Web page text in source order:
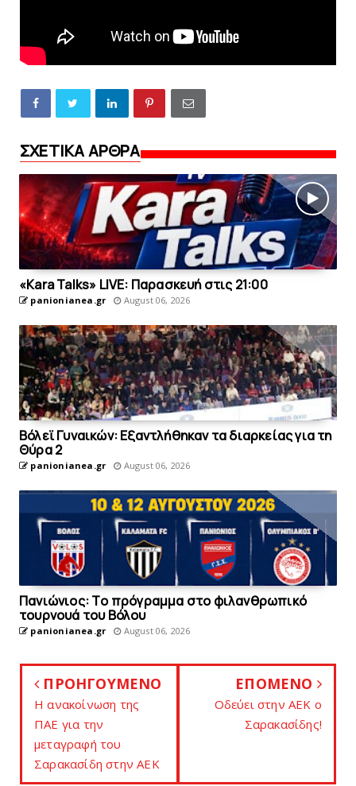
ΣΧΕΤΙΚΑ ΑΡΘΡΑ
«Kara Talks» LIVE: Παρασκευή στις 21:00
panionianea.gr August 06, 2026
Bόλεϊ Γυναικών: Εξαντλήθηκαν τα διαρκείας για τη
Θύρα 2
panionianea.gr August 06, 2026
Πανιώνιoς: Tο πρόγραμμα στο φιλανθρωπικό
τουρνουά του Bόλου
panionianea.gr August 06, 2026
ΠΡΟΗΓΟΥΜΕΝΟ
H ανακοίνωση της
ΠAE για την
μεταγραφή του
Σαρακασίδη στην AEK
ΕΠΟΜΕΝΟ
Οδεύει στην AEK ο
Σαρακασίδης!